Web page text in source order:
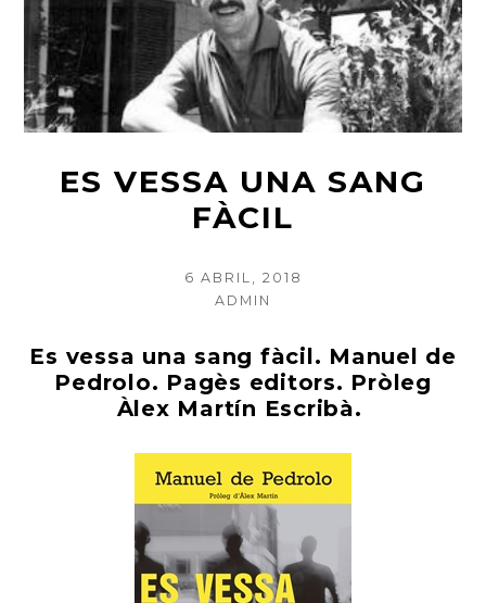
ES VESSA UNA SANG
FÀCIL
POSTED
6 ABRIL, 2018
AUTHOR
ADMIN
Es vessa una sang fàcil. Manuel de
Pedrolo. Pagès editors. Pròleg
Àlex Martín Escribà.